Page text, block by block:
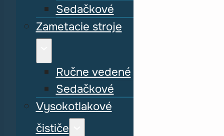
Sedačkové
Zametacie stroje
Ručne vedené
Sedačkové
Vysokotlakové
čističe